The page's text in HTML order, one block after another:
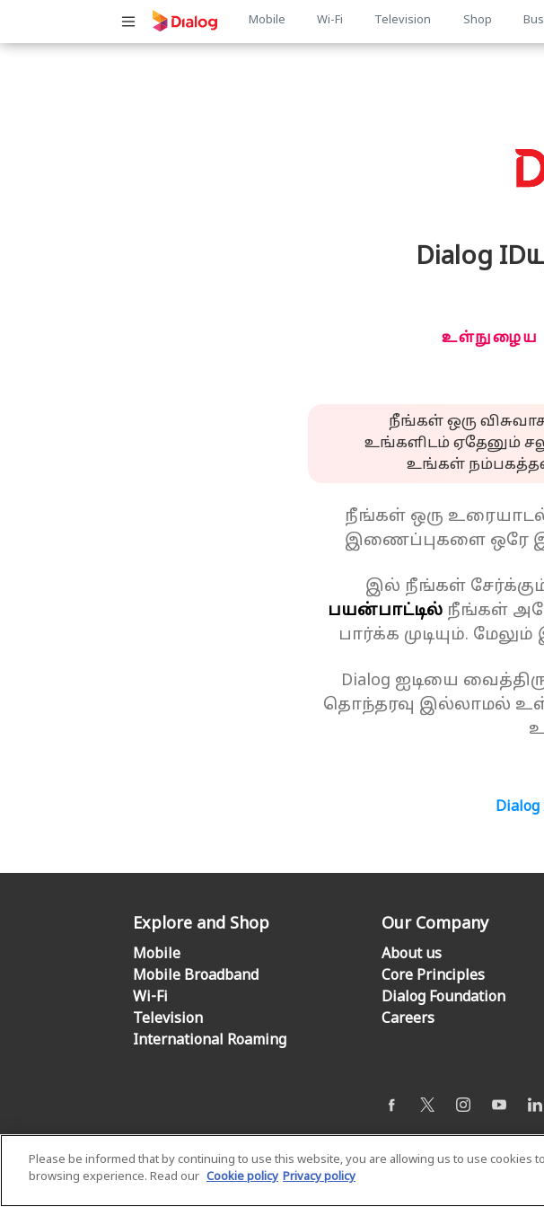
Main
Mobile Wi-Fi Television Shop
Dialog
உள்நுழைய
நீங்கள் ஒரு
உங்களிடம் ஏதேனும்
உங்கள்
நீங்கள் ஒரு
இணைப்புகளை ஒரே
இல் நீங்கள்
பயன்பாட்டில்நீங்கள் அதே
பார்க்க முடியும்.
Dialog ஐடியை
தொந்தரவு இல்லாமல்
Explore and Shop
Mobile
Mobile Broadband
Wi-Fi
Television
International Roaming
Our Company
About us
Core Principles
Dialog Foundation
Careers
© Dialog
Please be informed that by continuing to use this website, you are allowing us to use cookies
browsing experience. Read our Cookie policy Privacy policy